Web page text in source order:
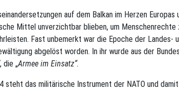
auf dem Balkan im Herzen
Mittel unverzichtbar blieben, um
Fast unbemerkt war die Epoche der Landes-
abgelöst worden. In ihr wurde aus der
, die „Armee im Einsatz“.
steht das militärische Instrument der NATO und